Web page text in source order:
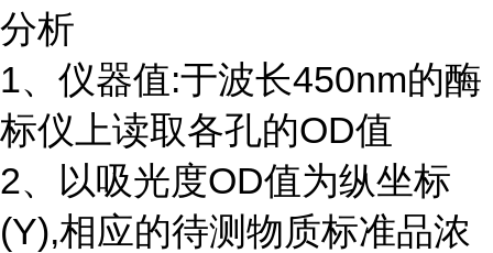
分析
1、仪器值:于波长450nm的酶
标仪上读取各孔的OD值
2、以吸光度OD值为纵坐标
(Y),相应的待测物质标准品浓